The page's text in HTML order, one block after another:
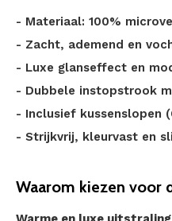
- Materiaal: 100%
- Zacht, ademend en
- Luxe glanseffect en
- Dubbele instopstrook
- Inclusief kussenslopen
- Strijkvrij, kleurvast en
Waarom kiezen voor